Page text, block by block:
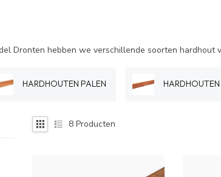
Dronten hebben we verschillende soorten
HARDHOUTEN PALEN
8 Producten